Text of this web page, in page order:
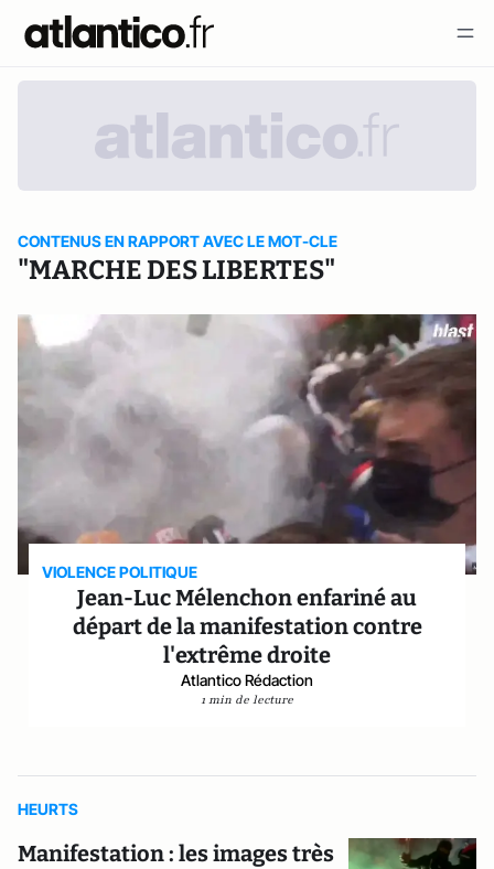
CONTENUS EN RAPPORT AVEC LE MOT-CLE
"MARCHE DES LIBERTES"
VIOLENCE POLITIQUE
Jean-Luc Mélenchon enfariné au
départ de la manifestation contre
l'extrême droite
Atlantico Rédaction
1 min de lecture
HEURTS
Manifestation : les images très